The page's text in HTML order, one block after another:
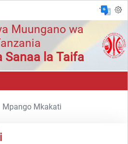
`
Muungano wa
Sanaa la Taifa
Mpango Mkakati